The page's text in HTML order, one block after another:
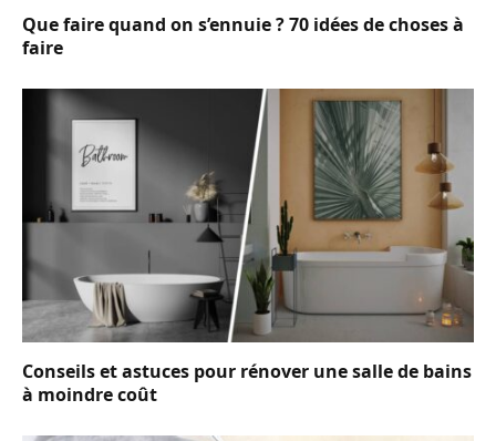
Que faire quand on s’ennuie ? 70 idées de choses à
faire
Conseils et astuces pour rénover une salle de bains
à moindre coût